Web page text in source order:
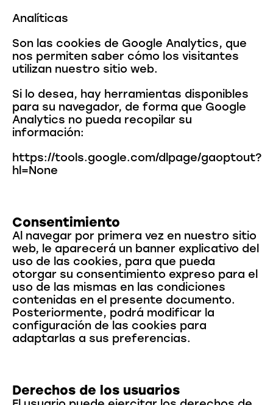
Analíticas
Son las cookies de Google Analytics, que
nos permiten saber cómo los visitantes
utilizan nuestro sitio web.
Si lo desea, hay herramientas disponibles
para su navegador, de forma que Google
Analytics no pueda recopilar su
información:
https://tools.google.com/dlpage/gaoptout?
hl=None
Consentimiento
Al navegar por primera vez en nuestro sitio
web, le aparecerá un banner explicativo del
uso de las cookies, para que pueda
otorgar su consentimiento expreso para el
uso de las mismas en las condiciones
contenidas en el presente documento.
Posteriormente, podrá modificar la
configuración de las cookies para
adaptarlas a sus preferencias.
Derechos de los usuarios